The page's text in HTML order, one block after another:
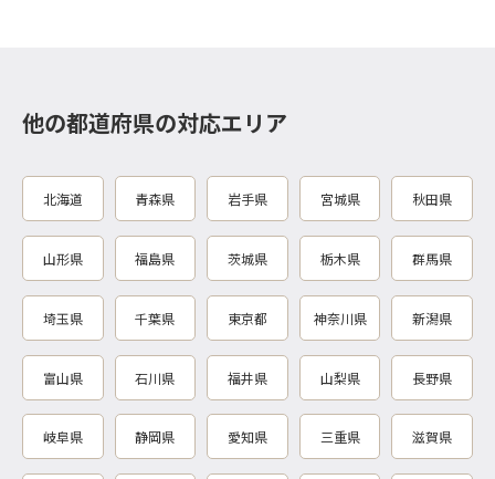
他の都道府県の対応エリア
北海道 青森県 岩手県 宮城県 秋田県
山形県 福島県 茨城県 栃木県 群馬県
埼玉県 千葉県 東京都 神奈川県 新潟県
富山県 石川県 福井県 山梨県 長野県
岐阜県 静岡県 愛知県 三重県 滋賀県